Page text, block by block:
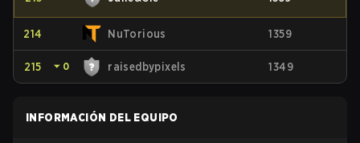
214 NuTorious 1359
215 ⏷ 0 raisedbypixels 1349
INFORMACIÓN DEL EQUIPO